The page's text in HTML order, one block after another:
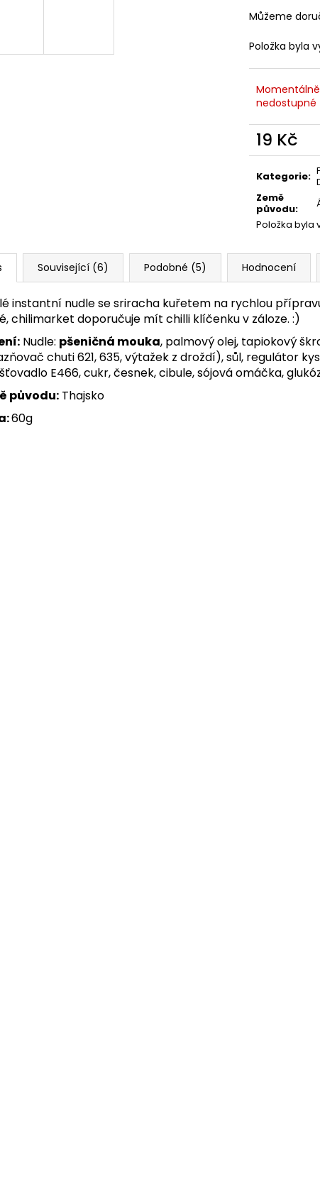
Můžeme
Položka byla
Momentálně
nedostupné
19 Kč
Měrná
Kategorie:
Země
původu:
Položka byla
Související (6) Podobné (5) Hodnocení
instantní nudle se sriracha kuřetem na rychlou
chilimarket doporučuje mít chilli klíčenku v záloze. :)
Nudle: pšeničná mouka, palmový olej, tapiokový
chuti 621, 635, výtažek z droždí), sůl, regulátor
E466, cukr, česnek, cibule, sójová omáčka,
původu: Thajsko
60g